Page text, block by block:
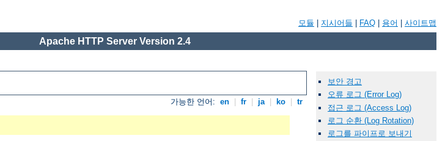
모듈 지시어들 FAQ 용어 사이트맵
Apache HTTP Server Version 2.4
가능한 언어: en fr ja ko tr
보안 경고
오류 로그 (Error Log)
접근 로그 (Access Log)
로그 순환 (Log Rotation)
로그를 파이프로 보내기